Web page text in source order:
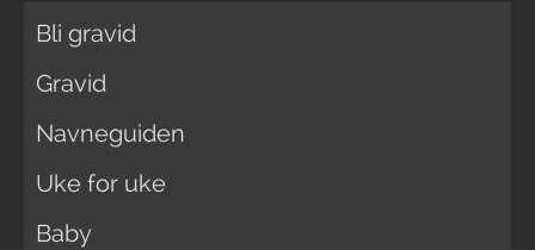
Bli gravid
Gravid
Navneguiden
Uke for uke
Baby